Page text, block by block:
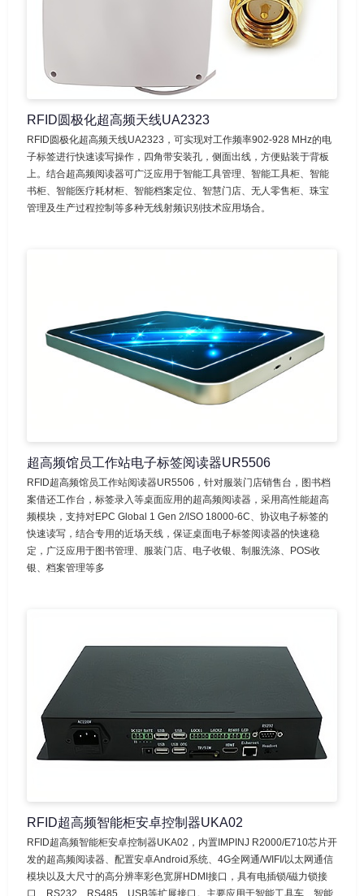
RFID圆极化超高频天线UA2323
RFID圆极化超高频天线UA2323，可实现对工作频率902-928 MHz的电
子标签进行快速读写操作，四角带安装孔，侧面出线，方便贴装于背板
上。结合超高频阅读器可广泛应用于智能工具管理、智能工具柜、智能
书柜、智能医疗耗材柜、智能档案定位、智慧门店、无人零售柜、珠宝
管理及生产过程控制等多种无线射频识别技术应用场合。
超高频馆员工作站电子标签阅读器UR5506
RFID超高频馆员工作站阅读器UR5506，针对服装门店销售台，图书档
案借还工作台，标签录入等桌面应用的超高频阅读器，采用高性能超高
频模块，支持对EPC Global 1 Gen 2/ISO 18000-6C、协议电子标签的
快速读写，结合专用的近场天线，保证桌面电子标签阅读器的快速稳
定，广泛应用于图书管理、服装门店、电子收银、制服洗涤、POS收
银、档案管理等多
RFID超高频智能柜安卓控制器UKA02
RFID超高频智能柜安卓控制器UKA02，内置IMPINJ R2000/E710芯片开
发的超高频阅读器、配置安卓Android系统、4G全网通/WIFI/以太网通信
模块以及大尺寸的高分辨率彩色宽屏HDMI接口，具有电插锁/磁力锁接
口、RS232、RS485、USB等扩展接口。主要应用于智能工具车、智能